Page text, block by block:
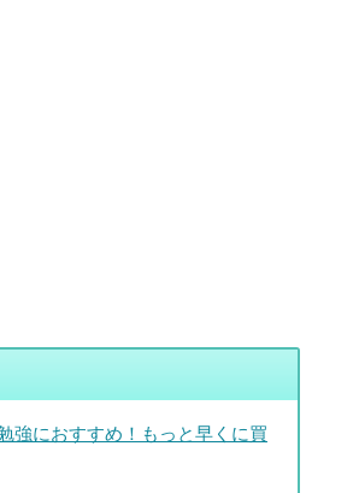
強におすすめ！もっと早くに買